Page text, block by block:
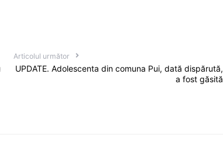
Articolul următor
UPDATE. Adolescenta din comuna Pui, dată dispărută,
a fost găsită